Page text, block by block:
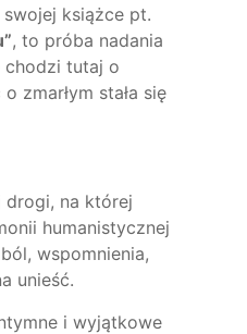
książce pt.
, to próba nadania
chodzi tutaj o
zmarłym stała się
drogi, na której
humanistycznej
wspomnienia,
unieść.
i wyjątkowe